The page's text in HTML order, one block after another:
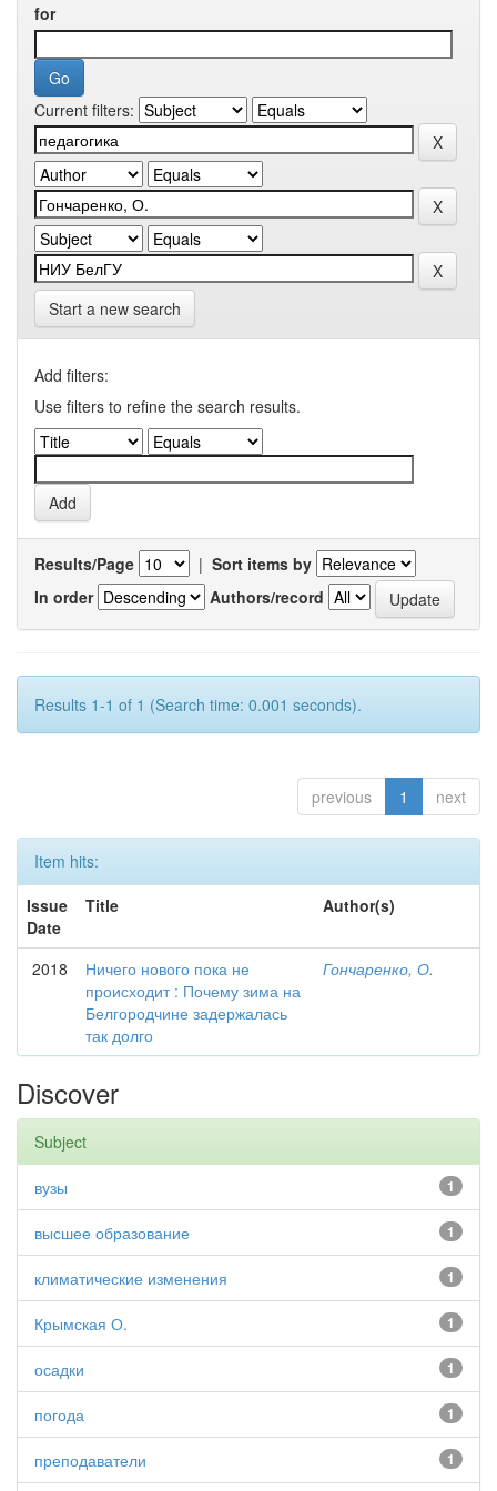
for
Current filters:
Start a new search
Add filters:
Use filters to refine the search results.
Results/Page | Sort items by
In order
Authors/record
Results 1-1 of 1 (Search time: 0.001 seconds).
previous 1 next
Item hits:
Issue
Date
Title Author(s)
2018
Ничего нового пока не
происходит : Почему зима на
Белгородчине задержалась
так долго
Гончаренко, О.
Discover
Subject
1
вузы
1
высшее образование
1
климатические изменения
1
Крымская О.
1
осадки
1
погода
1
преподаватели